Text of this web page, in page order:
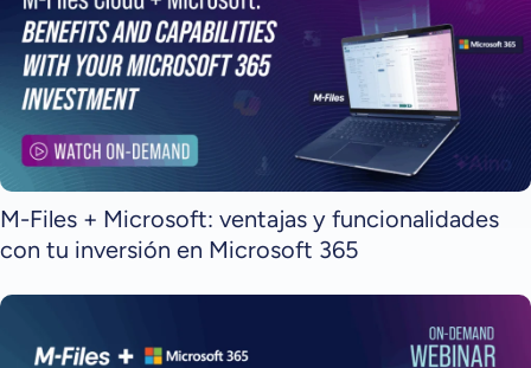
M-Files + Microsoft: ventajas y funcionalidades
con tu inversión en Microsoft 365